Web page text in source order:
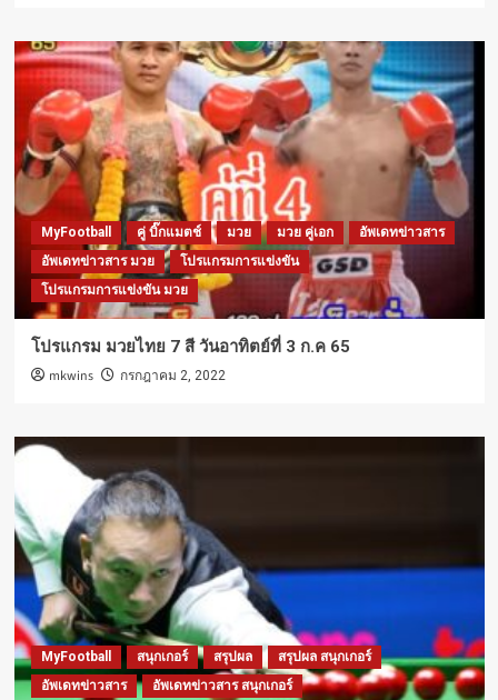
MyFootball คู่ บิ๊กแมตช์ มวย มวย คู่เอก
อัพเดทข่าวสาร
อัพเดทข่าวสาร มวย
โปรแกรมการแข่งขัน
โปรแกรมการแข่งขัน มวย
โปรแกรม มวยไทย 7 สี วันอาทิตย์ที่ 3 ก.ค 65
mkwins กรกฎาคม 2, 2022
MyFootball สนุกเกอร์ สรุปผล
สรุปผล สนุกเกอร์
อัพเดทข่าวสาร
อัพเดทข่าวสาร สนุกเกอร์